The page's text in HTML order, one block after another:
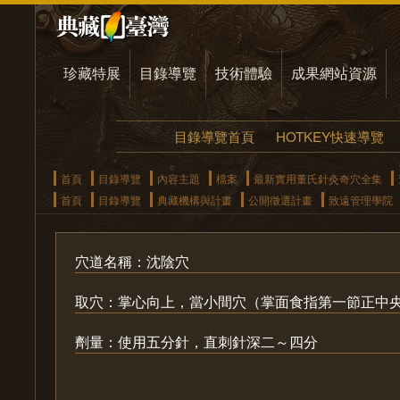
珍藏特展 目錄導覽 技術體驗 成果網站資源
目錄導覽首頁 HOTKEY快速導覽
首頁 目錄導覽 內容主題 檔案 最新實用董氏針灸奇穴全集
首頁
目錄導覽 典藏機構與計畫 公開徵選計畫 致遠管理學院
穴道名稱：沈陰穴
取穴：掌心向上，當小間穴（掌面食指第一節正中
劑量：使用五分針，直刺針深二～四分